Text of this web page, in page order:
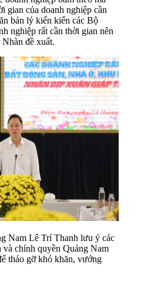
gian của doanh nghiệp cần
bản lý kiến kiến các Bộ
nghiệp rất cần thời gian nên
đề xuất.
Nam Lê Trí Thanh lưu ý các
chính quyền Quảng Nam
tháo gỡ khó khăn, vướng